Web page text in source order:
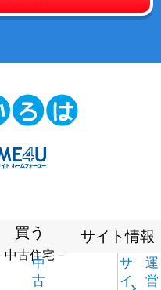
買う
中古住宅－
中
古
サイト情報
サ
イ
運
営